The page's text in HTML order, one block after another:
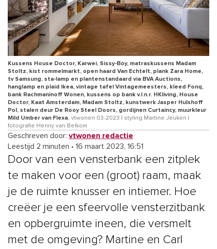
Kussens House Doctor, Karwei, Sissy-Boy, matraskussens Madam
Stoltz, kist rommelmarkt, open haard Van Echtelt, plank Zara Home,
tv Samsung, sta-lamp en plantenstandaard via BVA Auctions,
hanglamp en plaid Ikea, vintage tafel Vintagemeesters, kleed Fonq,
bank Rachmaninoff Wonen, kussens op bank v.l.n.r. HKliving, House
Doctor, Kaat Amsterdam, Madam Stoltz, kunstwerk Jasper Hulshoff
Pol, stalen deur De Rooy Steel Doors, gordijnen Curtaincy, muurkleur
Mild Umber van Flexa. vtwonen 03-2023 | styling Martine Jeuken |
fotografie Henny van Belkom
Geschreven door: vtwonen redactie
Leestijd 2 minuten • 16 maart 2023, 16:51
Door van een vensterbank een zitplek
te maken voor een (groot) raam, maak
je de ruimte knusser en intiemer. Hoe
creëer je een sfeervolle vensterzitbank
en opbergruimte ineen, die versmelt
met de omgeving? Martine en Carl